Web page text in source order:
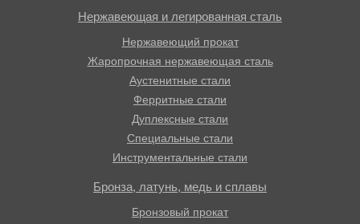
Нержавеющая и легированная сталь
Нержавеющий прокат
Жаропрочная нержавеющая сталь
Аустенитные стали
Ферритные стали
Дуплексные стали
Специальные стали
Инструментальные стали
Бронза, латунь, медь и сплавы
Бронзовый прокат